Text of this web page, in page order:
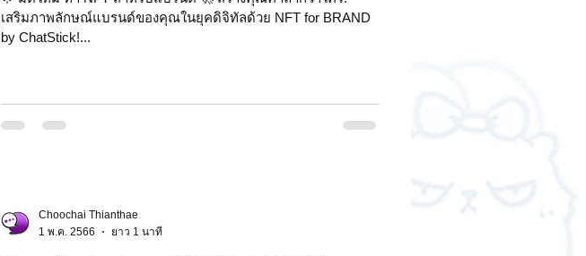
เสริมภาพลักษณ์แบรนด์ของคุณในยุคดิจิทัลด้วย NFT for BRAND
by ChatStick!...
Choochai Thianthae
1 พ.ค. 2566
ยาว 1 นาที